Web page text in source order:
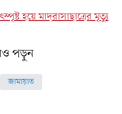
হয়ে মাদরাসাছাত্রের মৃত্যু
পড়ুন
জামায়াত